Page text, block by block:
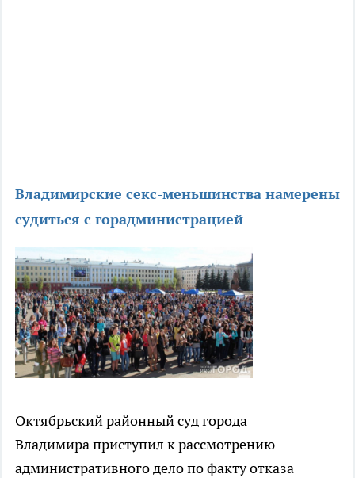
Владимирские секс-меньшинства намерены
судиться с горадминистрацией
Октябрьский районный суд города
Владимира приступил к рассмотрению
административного дело по факту отказа